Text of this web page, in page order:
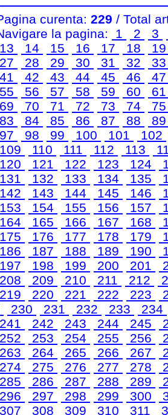
curenta: 229 / Total
la pagina:
1 2 3
13
14 15 16 17 18
27
28 29 30 31 32
41
42 43 44 45 46
55
56 57 58 59 60
69
70 71 72 73 74
83
84 85 86 87 88
97
98 99 100 101
102
109
110 111 112 113
120
121 122 123 124
131
132 133 134 135
142
143 144 145 146
153
154 155 156 157
164
165 166 167 168
175
176 177 178 179
186
187 188 189 190
197
198 199 200 201
208
209 210 211 212
219
220 221 222 223
230 231 232 233
234
241
242 243 244 245
252
253 254 255 256
263
264 265 266 267
274
275 276 277 278
285
286 287 288 289
296
297 298 299 300
307
308 309 310 311